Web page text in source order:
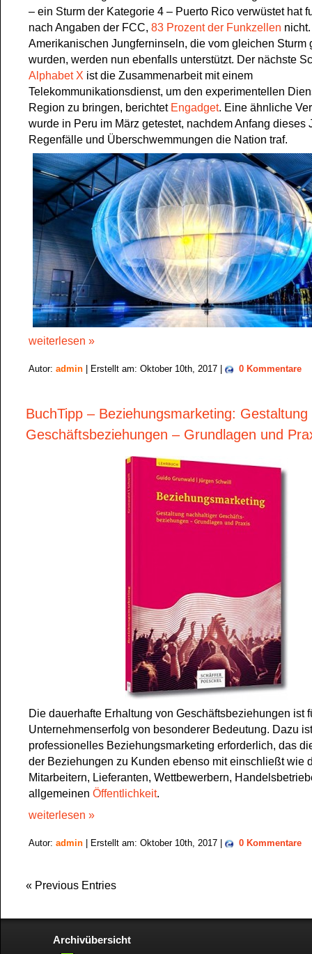
– ein Sturm der Kategorie 4 – Puerto Rico verwüstet hat
nach Angaben der FCC, 83 Prozent der Funkzellen
Amerikanischen Jungferninseln, die vom gleichen Sturm
wurden, werden nun ebenfalls unterstützt. Der nächste
Alphabet X ist die Zusammenarbeit mit einem
Telekommunikationsdienst, um den experimentellen
Region zu bringen, berichtet Engadget. Eine ähnliche
wurde in Peru im März getestet, nachdem Anfang dieses
Regenfälle und Überschwemmungen die Nation traf.
weiterlesen »
Autor: admin | Erstellt am: Oktober 10th, 2017 | 0 Kommentare
BuchTipp – Beziehungsmarketing:
Geschäftsbeziehungen – Grundlagen und
Die dauerhafte Erhaltung von Geschäftsbeziehungen ist
Unternehmenserfolg von besonderer Bedeutung. Dazu
professionelles Beziehungsmarketing erforderlich, das
der Beziehungen zu Kunden ebenso mit einschließt wie
Mitarbeitern, Lieferanten, Wettbewerbern,
allgemeinen Öffentlichkeit.
weiterlesen »
Autor: admin | Erstellt am: Oktober 10th, 2017 | 0 Kommentare
« Previous Entries
Archivübersicht